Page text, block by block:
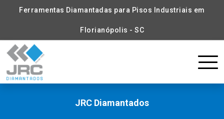
Ferramentas Diamantadas para Pisos Industriais em
Florianópolis - SC
JRC Diamantados